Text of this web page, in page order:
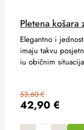
Pletena košara
42,90 €
53,60 €
Elegantno i
imaju takvu
iu običnim